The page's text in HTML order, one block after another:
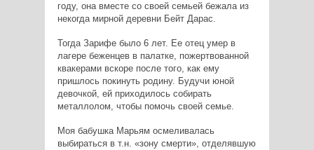
году, она вместе со своей семьей бежала из
некогда мирной деревни Бейт Дарас.
Тогда Зарифе было 6 лет. Ее отец умер в
лагере беженцев в палатке, пожертвованной
квакерами вскоре после того, как ему
пришлось покинуть родину. Будучи юной
девочкой, ей приходилось собирать
металлолом, чтобы помочь своей семье.
Моя бабушка Марьям осмеливалась
выбираться в т.н. «зону смерти», отделявшую